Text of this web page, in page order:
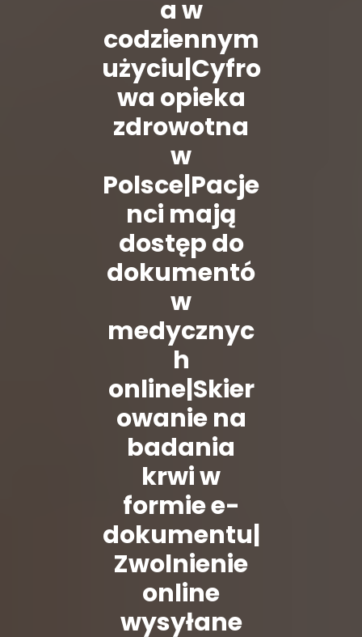
a w
codziennym
użyciu|Cyfro
wa opieka
zdrowotna
w
Polsce|Pacje
nci mają
dostęp do
dokumentó
w
medycznyc
h
online|Skier
owanie na
badania
krwi w
formie e-
dokumentu|
Zwolnienie
online
wysyłane